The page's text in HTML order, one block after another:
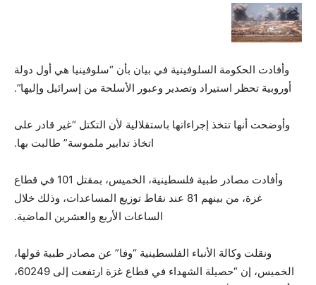
وأفادت الحكومة السلوفينية في بيان بأن “سلوفينيا هي أول دولة
أوروبية تحظر استيراد وتصدير وعبور الأسلحة من إسرائيل وإليها”.
وأوضحت أنها تتخذ إجراءاتها باستقلالية لأن التكتل “غير قادر على
اتخاذ تدابير ملموسة” طالبت بها.
وأفادت مصادر طبية فلسطينية، الخميس، بمقتل 101 في قطاع
غزة، من بينهم 81 عند نقاط توزيع المساعدات، وذلك خلال
الساعات الأربع والعشرين الماضية.
ونقلت وكالة الأنباء الفلسطينية “وفا” عن مصادر طبية قولها،
الخميس، إن “حصيلة الشهداء في قطاع غزة ارتفعت إلى 60249،